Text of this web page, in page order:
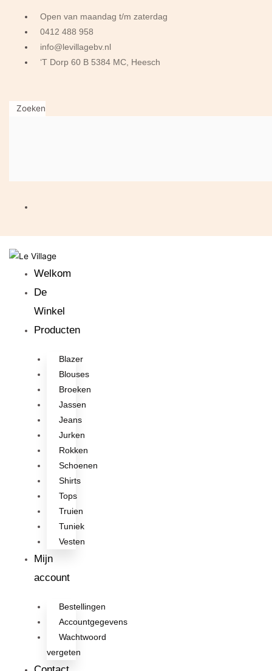
Open van maandag t/m zaterdag
0412 488 958
info@levillagebv.nl
‘T Dorp 60 B 5384 MC, Heesch
Zoeken
Welkom
De
Winkel
Producten
Blazer
Blouses
Broeken
Jassen
Jeans
Jurken
Rokken
Schoenen
Shirts
Tops
Truien
Tuniek
Vesten
Mijn
account
Bestellingen
Accountgegevens
Wachtwoord
vergeten